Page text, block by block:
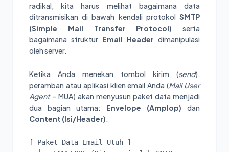
radikal, kita harus melihat bagaimana data
ditransmisikan di bawah kendali protokol SMTP
(Simple Mail Transfer Protocol) serta
bagaimana struktur Email Header dimanipulasi
oleh server.
Ketika Anda menekan tombol kirim (send),
peramban atau aplikasi klien email Anda (Mail User
Agent– MUA) akan menyusun paket data menjadi
dua bagian utama: Envelope (Amplop) dan
Content (Isi/Header).
[ Paket Data Email Utuh ]